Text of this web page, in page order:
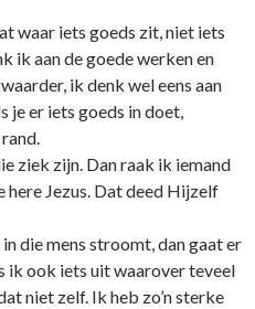
waar iets goeds zit, niet iets
ik aan de goede werken en
ik denk wel eens aan
je er iets goeds in doet,
ziek zijn. Dan raak ik iemand
here Jezus. Dat deed Hijzelf
die mens stroomt, dan gaat er
ik ook iets uit waarover teveel
niet zelf. Ik heb zo’n sterke